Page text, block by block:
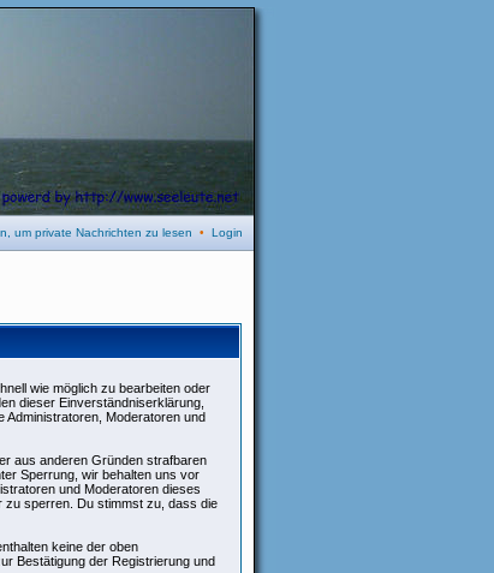
um private Nachrichten zu lesen • Login
wie möglich zu bearbeiten oder
dieser Einverständniserklärung,
Moderatoren und
aus anderen Gründen strafbaren
Sperrung, wir behalten uns vor
und Moderatoren dieses
zu sperren. Du stimmst zu, dass die
keine der oben
Bestätigung der Registrierung und